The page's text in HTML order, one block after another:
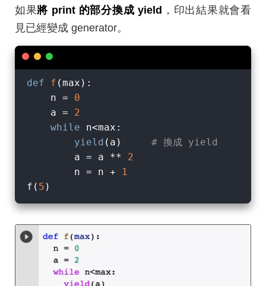
如果將 print 的部分換成 yield ，印出結果就會看
見已經變成 generator。
def f (max ):
    n =
0
    a =
2
while n<max:
yield (a) # 換成 yield
        a = a **
2
        n = n +
1
f( 5